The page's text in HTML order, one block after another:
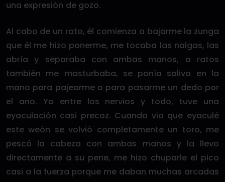
una expresión de gozo.
Al cabo de un rato, él comienza a bajarme la zunga
que él me hizo ponerme, me tocaba las nalgas, las
abría y separaba con ambas manos, a ratos
también me masturbaba, se ponía saliva en la
mano para pajearme o para pasarme un dedo por
el ano. Yo entre los nervios y todo, tuve una
eyaculación casi precoz. Cuando vio que eyaculé
este weón se volvió completamente un toro, me
pescó la cabeza con ambas manos y la llevo
directamente a su pene, me hizo chuparle el pico
casi a la fuerza porque me daban muchas arcadas